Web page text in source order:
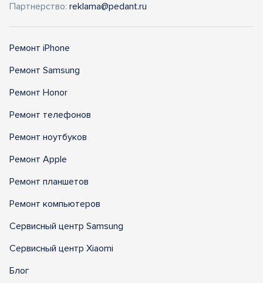
Партнерство: reklama@pedant.ru
Ремонт iPhone
Ремонт Samsung
Ремонт Honor
Ремонт телефонов
Ремонт ноутбуков
Ремонт Apple
Ремонт планшетов
Ремонт компьютеров
Сервисный центр Samsung
Сервисный центр Xiaomi
Блог